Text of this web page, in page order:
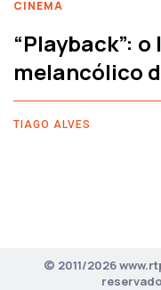
CINEMA
“Playback”:
melancólico
TIAGO ALVES
© 2011/2026